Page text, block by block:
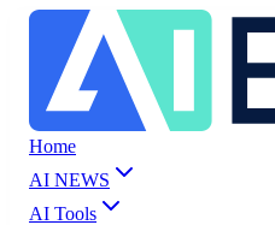
Home
AI NEWS
AI Tools